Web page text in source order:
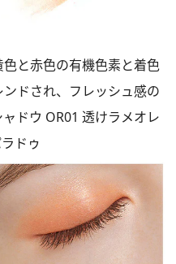
と赤色の有機色素と着色
ドされ、フレッシュ感の
ドウ OR01 透けラメオレ
ドゥ